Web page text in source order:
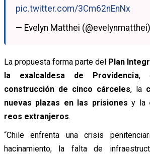
pic.twitter.com/3Cm62nEnNx
— Evelyn Matthei (@evelynmatthei)
La propuesta forma parte del Plan
la exalcaldesa de Providencia,
construcción de cinco cárceles, la
nuevas plazas en las prisiones y la
reos extranjeros.
“Chile enfrenta una crisis
hacinamiento, la falta de